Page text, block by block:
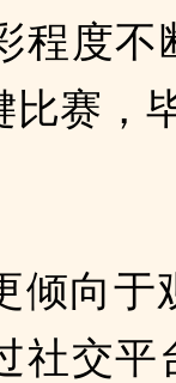
程度不
赛，
倾向于
社交平